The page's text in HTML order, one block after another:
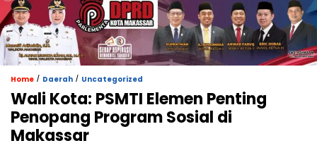
Home / Daerah / Uncategorized
Wali Kota: PSMTI Elemen Penting
Penopang Program Sosial di
Makassar